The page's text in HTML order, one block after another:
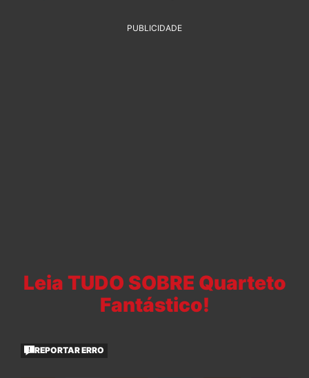
PUBLICIDADE
Leia TUDO SOBRE Quarteto
Fantástico!
REPORTAR ERRO